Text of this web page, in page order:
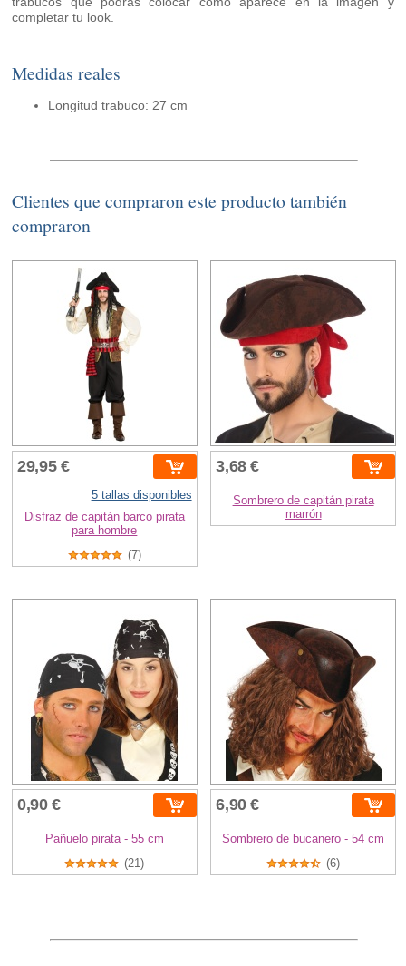
completar tu look.
Medidas reales
Longitud trabuco: 27 cm
Clientes que compraron este producto también
compraron
29,95 €
5 tallas disponibles
Disfraz de capitán barco pirata
para hombre
(7)
3,68 €
Sombrero de capitán pirata
marrón
0,90 €
Pañuelo pirata - 55 cm
(21)
6,90 €
Sombrero de bucanero - 54 cm
(6)